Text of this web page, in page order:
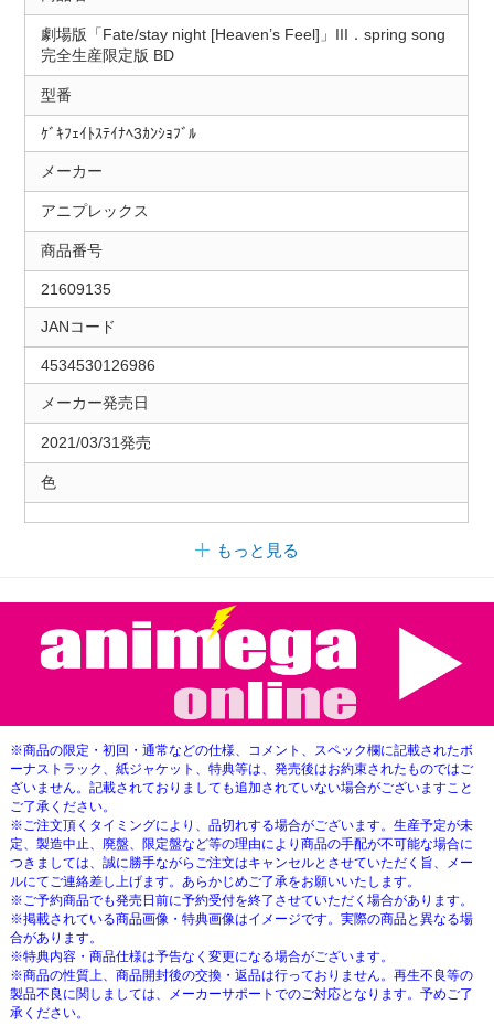
劇場版「Fate/stay night [Heaven’s Feel]」III．spring song
完全生産限定版 BD
型番
ｹﾞｷﾌｪｲﾄｽﾃｲﾅﾍ3ｶﾝｼｮﾌﾞﾙ
メーカー
アニプレックス
商品番号
21609135
JANコード
4534530126986
メーカー発売日
2021/03/31発売
色
もっと見る
※商品の限定・初回・通常などの仕様、コメント、スペック欄に記載されたボ
ーナストラック、紙ジャケット、特典等は、発売後はお約束されたものではご
ざいません。記載されておりましても追加されていない場合がございますこと
ご了承ください。
※ご注文頂くタイミングにより、品切れする場合がございます。生産予定が未
定、製造中止、廃盤、限定盤など等の理由により商品の手配が不可能な場合に
つきましては、誠に勝手ながらご注文はキャンセルとさせていただく旨、メー
ルにてご連絡差し上げます。あらかじめご了承をお願いいたします。
※ご予約商品でも発売日前に予約受付を終了させていただく場合があります。
※掲載されている商品画像・特典画像はイメージです。実際の商品と異なる場
合があります。
※特典内容・商品仕様は予告なく変更になる場合がございます。
※商品の性質上、商品開封後の交換・返品は行っておりません。再生不良等の
製品不良に関しましては、メーカーサポートでのご対応となります。予めご了
承ください。